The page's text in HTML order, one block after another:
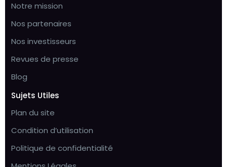
Notre mission
Nos partenaires
Nos investisseurs
Revues de presse
Blog
Sujets Utiles
Plan du site
Condition d’utilisation
Politique de confidentialité